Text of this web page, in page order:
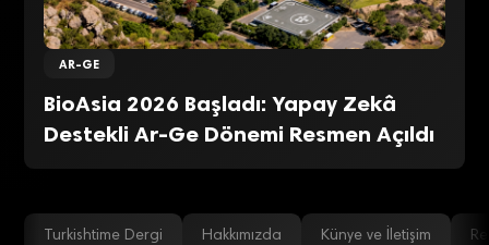
AR-GE
BioAsia 2026 Başladı: Yapay Zekâ
Destekli Ar-Ge Dönemi Resmen Açıldı
Turkishtime Dergi Hakkımızda Künye ve İletişim